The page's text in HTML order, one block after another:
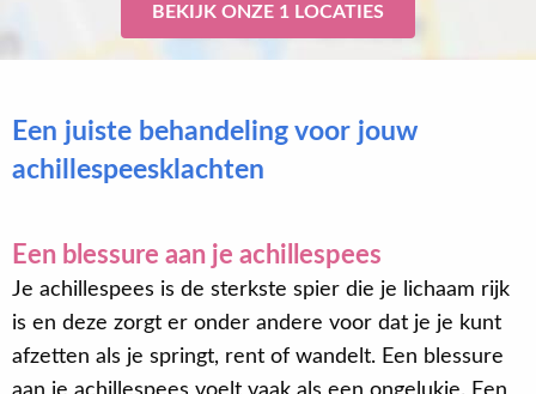
BEKIJK ONZE 1 LOCATIES
Een juiste behandeling voor jouw
achillespeesklachten
Een blessure aan je achillespees
Je achillespees is de sterkste spier die je lichaam rijk
is en deze zorgt er onder andere voor dat je je kunt
afzetten als je springt, rent of wandelt. Een blessure